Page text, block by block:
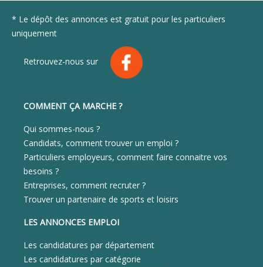
* Le dépôt des annonces est gratuit pour les particuliers
uniquement
Retrouvez-nous sur
COMMENT ÇA MARCHE ?
Qui sommes-nous ?
Candidats, comment trouver un emploi ?
Particuliers employeurs, comment faire connaitre vos
besoins ?
Entreprises, comment recruter ?
Trouver un partenaire de sports et loisirs
LES ANNONCES EMPLOI
Les candidatures par département
Les candidatures par catégorie